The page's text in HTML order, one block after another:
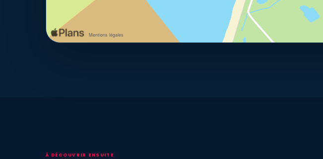
À DÉCOUVRIR ENSUITE